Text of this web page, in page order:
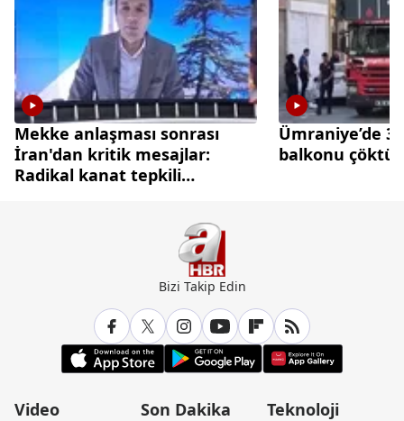
Mekke anlaşması sonrası
İran'dan kritik mesajlar:
Radikal kanat tepkili
Ümraniye’de 3
balkonu çöktü
Bizi Takip Edin
Video
Son Dakika
Teknoloji